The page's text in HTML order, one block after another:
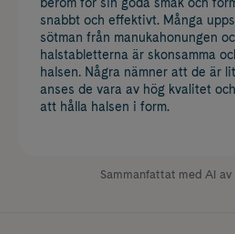
snabbt och effektivt. Många
sötman från manukahonungen
halstabletterna är skonsamma
halsen. Några nämner att de är
anses de vara av hög kvalitet
att hålla halsen i form.
Sammanfattat med AI av